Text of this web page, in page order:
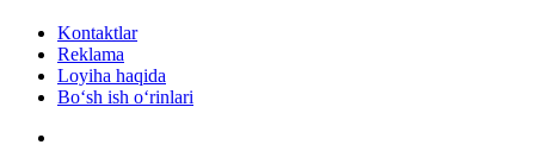
Kontaktlar
Reklama
Loyiha haqida
Bo‘sh ish o‘rinlari